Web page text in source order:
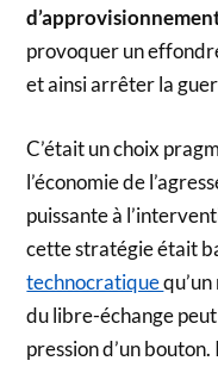
provoquer un
et ainsi arrêter la
C’était un choix
l’économie de
puissante à
cette stratégie était
technocratique
du libre-échange
pression d’un